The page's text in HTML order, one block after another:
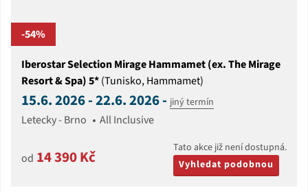
-54%
Iberostar Selection Mirage Hammamet (ex. The Mirage
Resort & Spa) 5*(Tunisko, Hammamet)
15.6. 2026 - 22.6. 2026 - jiný termín
Letecky - Brno All Inclusive
od 14 390 Kč
Tato akce již není dostupná.
Vyhledat podobnou